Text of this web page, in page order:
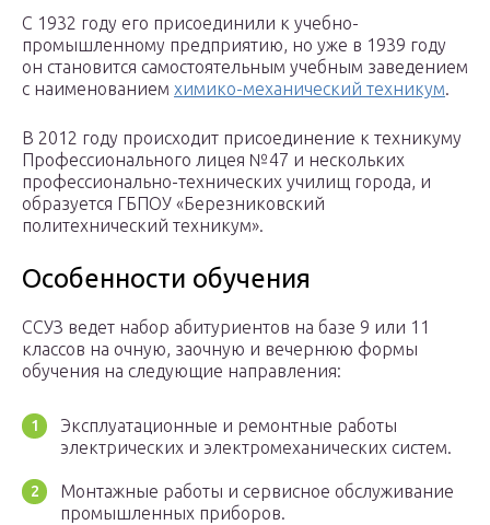
С 1932 году его присоединили к учебно-
промышленному предприятию, но уже в 1939 году
он становится самостоятельным учебным заведением
с наименованием химико-механический техникум.
В 2012 году происходит присоединение к техникуму
Профессионального лицея №47 и нескольких
профессионально-технических училищ города, и
образуется ГБПОУ «Березниковский
политехнический техникум».
Особенности обучения
ССУЗ ведет набор абитуриентов на базе 9 или 11
классов на очную, заочную и вечернюю формы
обучения на следующие направления:
Эксплуатационные и ремонтные работы
электрических и электромеханических систем.
Монтажные работы и сервисное обслуживание
промышленных приборов.